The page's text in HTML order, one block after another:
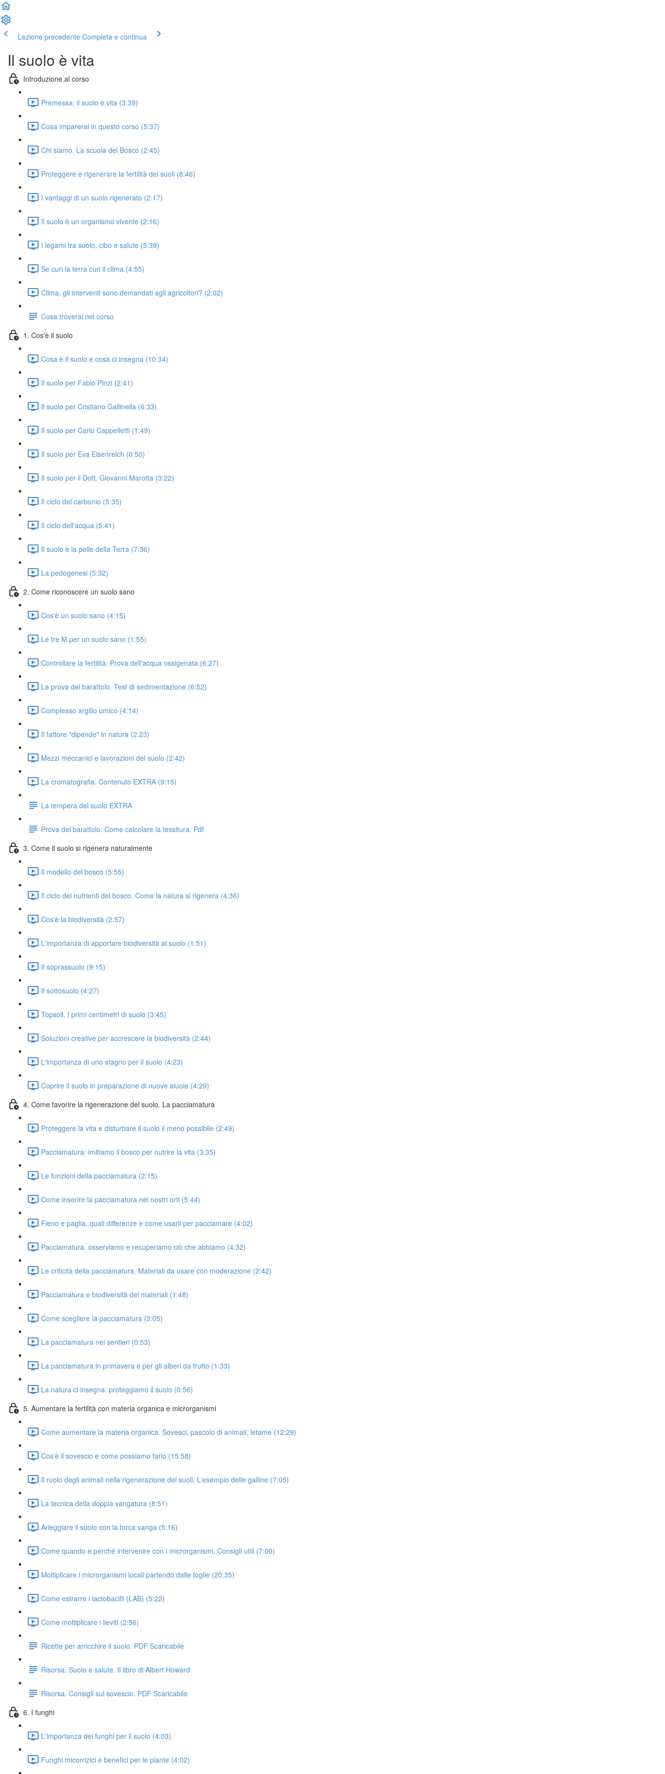
Lezione precedente Completa e continua
Il suolo è vita
Introduzione al corso
Premessa: il suolo è vita (3:39)
Cosa imparerai in questo corso (5:37)
Chi siamo. La scuola del Bosco (2:45)
Proteggere e rigenerare la fertilità dei suoli (8:46)
I vantaggi di un suolo rigenerato (2:17)
Il suolo è un organismo vivente (2:16)
I legami tra suolo, cibo e salute (5:39)
Se curi la terra curi il clima (4:55)
Clima, gli interventi sono demandati agli agricoltori? (2:02)
Cosa troverai nel corso
1. Cos'è il suolo
Cosa è il suolo e cosa ci insegna (10:34)
Il suolo per Fabio Pinzi (2:41)
Il suolo per Cristiano Gallinella (6:33)
Il suolo per Carlo Cappelletti (1:49)
Il suolo per Eva Eisenreich (0:50)
Il suolo per il Dott. Giovanni Marotta (3:22)
Il ciclo del carbonio (5:35)
Il ciclo dell'acqua (5:41)
Il suolo è la pelle della Terra (7:36)
La pedogenesi (5:32)
2. Come riconoscere un suolo sano
Cos'è un suolo sano (4:15)
Le tre M per un suolo sano (1:55)
Controllare la fertilità. Prova dell'acqua ossigenata (6:27)
La prova del barattolo. Test di sedimentazione (6:52)
Complesso argillo umico (4:14)
Il fattore "dipende" in natura (2:23)
Mezzi meccanici e lavorazioni del suolo (2:42)
La cromatografia. Contenuto EXTRA (9:15)
La tempera del suolo EXTRA
Prova del barattolo. Come calcolare la tessitura. Pdf
3. Come il suolo si rigenera naturalmente
Il modello del bosco (5:55)
Il ciclo dei nutrienti del bosco. Come la natura si rigenera (4:36)
Cos'è la biodiversità (2:57)
L'importanza di apportare biodiversità al suolo (1:51)
Il soprassuolo (9:15)
Il sottosuolo (4:27)
Topsoil. I primi centimetri di suolo (3:45)
Soluzioni creative per accrescere la biodiversità (2:44)
L'importanza di uno stagno per il suolo (4:23)
Coprire il suolo in preparazione di nuove aiuole (4:29)
4. Come favorire la rigenerazione del suolo. La pacciamatura
Proteggere la vita e disturbare il suolo il meno possibile (2:49)
Pacciamatura: imitiamo il bosco per nutrire la vita (3:35)
Le funzioni della pacciamatura (2:15)
Come inserire la pacciamatura nei nostri orti (5:44)
Fieno e paglia, quali differenze e come usarli per pacciamare (4:02)
Pacciamatura. osserviamo e recuperiamo ciò che abbiamo (4:32)
Le criticità della pacciamatura. Materiali da usare con moderazione (2:42)
Pacciamatura e biodiversità dei materiali (1:48)
Come scegliere la pacciamatura (3:05)
La pacciamatura nei sentieri (0:53)
La pacciamatura in primavera e per gli alberi da frutto (1:33)
La natura ci insegna: proteggiamo il suolo (0:56)
5. Aumentare la fertilità con materia organica e microrganismi
Come aumentare la materia organica. Sovesci, pascolo di animali, letame (12:29)
Cos'è il sovescio e come possiamo farlo (15:58)
Il ruolo degli animali nella rigenerazione dei suoli. L'esempio delle galline (7:05)
La tecnica della doppia vangatura (8:51)
Arieggiare il suolo con la forca vanga (5:16)
Come quando e perché intervenire con i microrganismi. Consigli utili (7:00)
Moltiplicare i microrganismi locali partendo dalle foglie (20:35)
Come estrarre i lactobacilli (LAB) (5:22)
Come moltiplicare i lieviti (2:56)
Ricette per arricchire il suolo. PDF Scaricabile
Risorsa. Suolo e salute. Il libro di Albert Howard
Risorsa. Consigli sul sovescio. PDF Scaricabile
6. I funghi
L'importanza dei funghi per il suolo (4:03)
Funghi micorrizici e benefici per le piante (4:02)